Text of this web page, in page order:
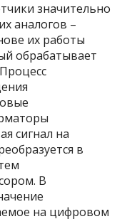
значительно
аналогов –
их работы
обрабатывает
сигнал на
в
В
на цифровом